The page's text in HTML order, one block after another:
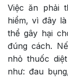
Việc ăn phải
hiểm, vì đây
thể gây hại
đúng cách.
nhỏ thuốc
như: đau